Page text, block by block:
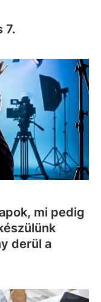
7.
mi pedig
derül a